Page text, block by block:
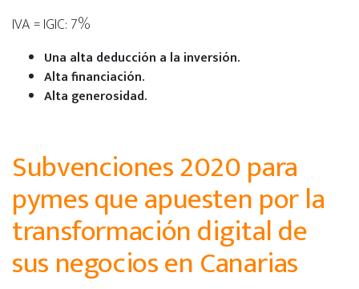
IVA = IGIC: 7%
Una alta deducción a la inversión.
Alta financiación.
Alta generosidad.
Subvenciones 2020 para
pymes que apuesten por la
transformación digital de
sus negocios en Canarias